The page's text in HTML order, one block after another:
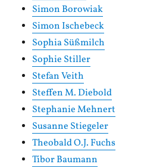
Simon Borowiak
Simon Ischebeck
Sophia Süßmilch
Sophie Stiller
Stefan Veith
Steffen M. Diebold
Stephanie Mehnert
Susanne Stiegeler
Theobald O.J. Fuchs
Tibor Baumann